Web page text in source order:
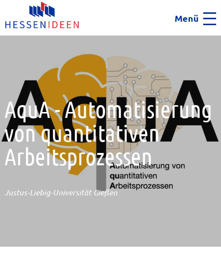
Menü
AquA - Automatisierung
von quantitativen
Arbeitsprozessen
Justus-Liebig-Universität Gießen